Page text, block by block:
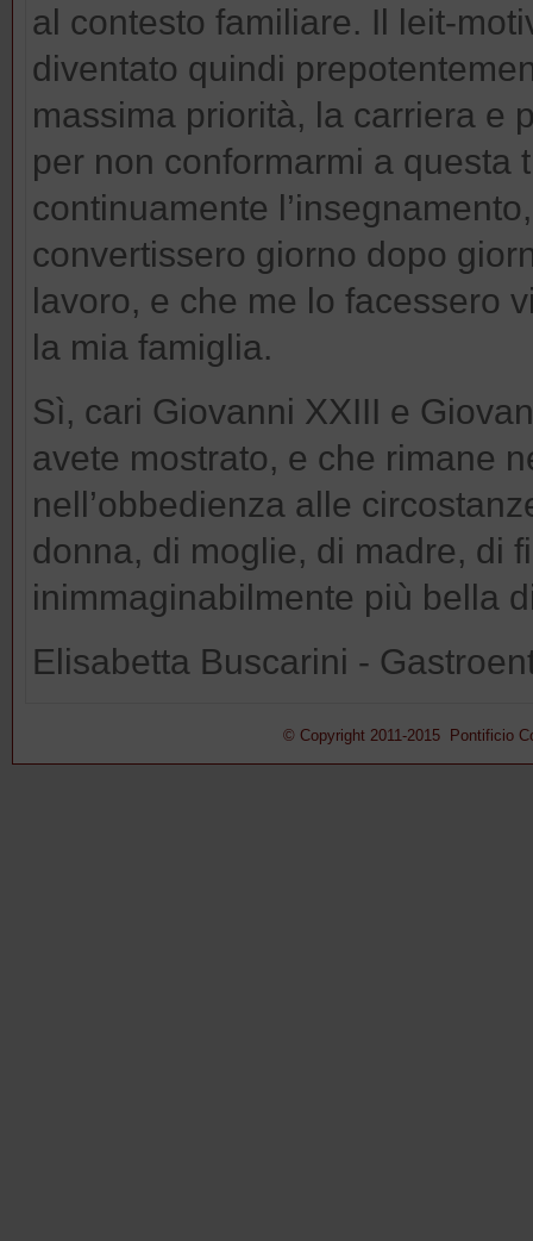
al contesto familiare. Il leit-
diventato quindi
massima priorità, la carriera e
per non conformarmi a questa
continuamente
convertissero giorno dopo
lavoro, e che me lo facessero
la mia famiglia.
Sì, cari Giovanni XXIII e
avete mostrato, e che rimane
nell’obbedienza alle
donna, di moglie, di madre, di
inimmaginabilmente più bella
Elisabetta Buscarini -
© Copyright 2011-2015 Pontificio